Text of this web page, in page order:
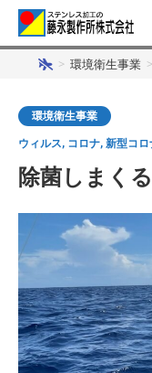
> 環境衛生事業 >
環境衛生事業
ウィルス, コロナ, 新型コロ
除菌しまく